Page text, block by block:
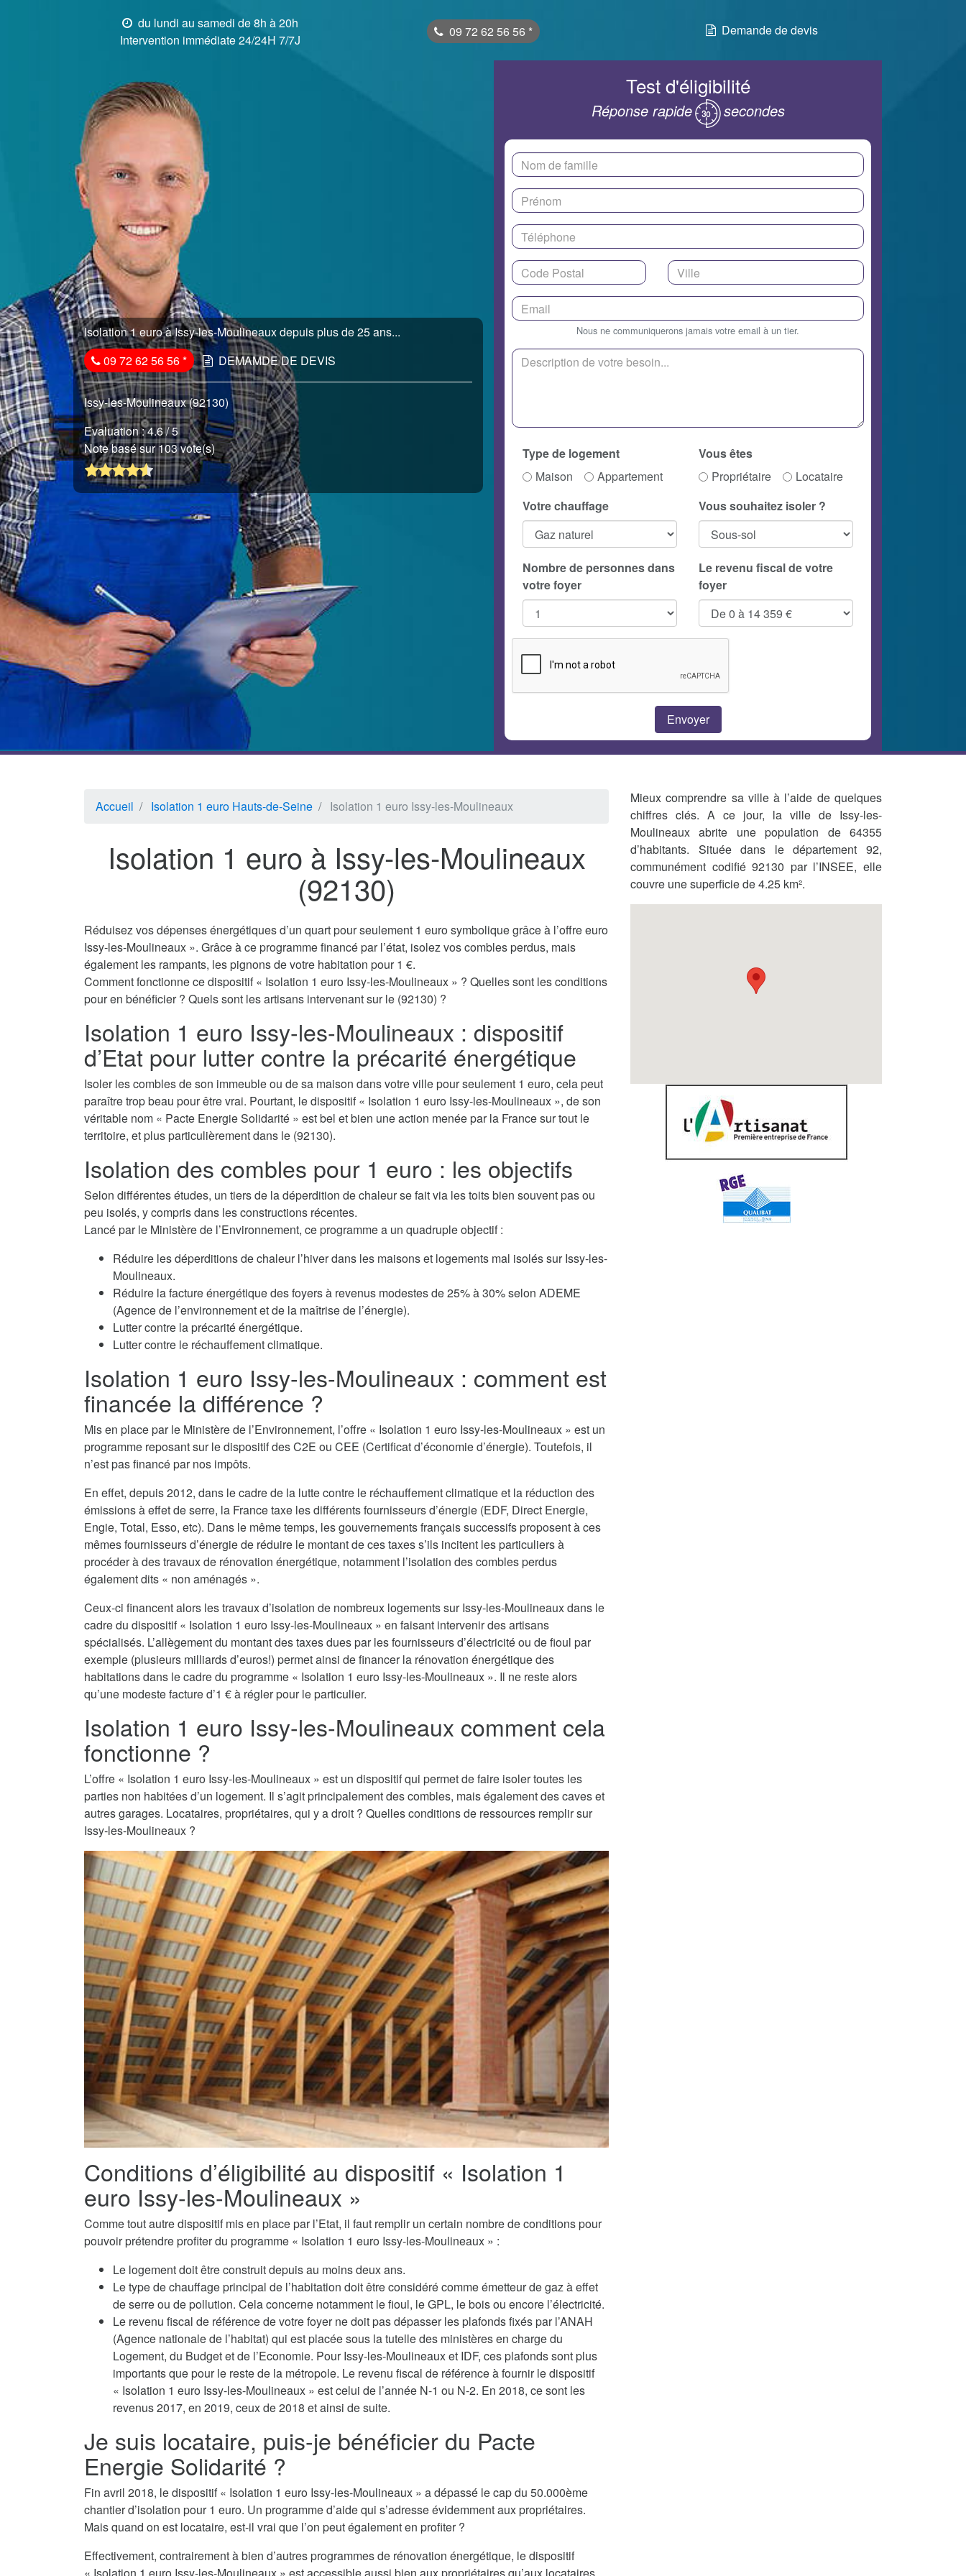
du lundi au samedi de 8h à 20h
Intervention immédiate 24/24H 7/7J
09 72 62 56 56 * Demande de devis
Isolation 1 euro à Issy-les-Moulineaux depuis plus de 25 ans...
09 72 62 56 56* DEMAMDE DE DEVIS
Issy-les-Moulineaux (92130)
Evaluation :4.6/ 5
Note basé sur 103 vote(s)
Test d'éligibilité
Réponse rapide secondes
Nous ne communiquerons jamais votre email à un tier.
Type de logement
Maison
Appartement
Vous êtes
Propriétaire
Locataire
Votre chauffage
Vous souhaitez isoler ?
Nombre de personnes dans
votre foyer
Le revenu fiscal de votre
foyer
Accueil Isolation 1 euro Hauts-de-Seine Isolation 1 euro Issy-les-Moulineaux
Isolation 1 euro à Issy-les-Moulineaux
(92130)
Réduisez vos dépenses énergétiques d’un quart pour seulement 1 euro symbolique grâce à l’offre euro
Issy-les-Moulineaux ». Grâce à ce programme financé par l’état, isolez vos combles perdus, mais
également les rampants, les pignons de votre habitation pour 1 €.
Comment fonctionne ce dispositif « Isolation 1 euro Issy-les-Moulineaux » ? Quelles sont les conditions
pour en bénéficier ? Quels sont les artisans intervenant sur le (92130) ?
Isolation 1 euro Issy-les-Moulineaux : dispositif
d’Etat pour lutter contre la précarité énergétique
Isoler les combles de son immeuble ou de sa maison dans votre ville pour seulement 1 euro, cela peut
paraître trop beau pour être vrai. Pourtant, le dispositif « Isolation 1 euro Issy-les-Moulineaux », de son
véritable nom « Pacte Energie Solidarité » est bel et bien une action menée par la France sur tout le
territoire, et plus particulièrement dans le (92130).
Isolation des combles pour 1 euro : les objectifs
Selon différentes études, un tiers de la déperdition de chaleur se fait via les toits bien souvent pas ou
peu isolés, y compris dans les constructions récentes.
Lancé par le Ministère de l’Environnement, ce programme a un quadruple objectif :
Réduire les déperditions de chaleur l’hiver dans les maisons et logements mal isolés sur Issy-les-
Moulineaux.
Réduire la facture énergétique des foyers à revenus modestes de 25% à 30% selon ADEME
(Agence de l’environnement et de la maîtrise de l’énergie).
Lutter contre la précarité énergétique.
Lutter contre le réchauffement climatique.
Isolation 1 euro Issy-les-Moulineaux : comment est
financée la différence ?
Mis en place par le Ministère de l’Environnement, l’offre « Isolation 1 euro Issy-les-Moulineaux » est un
programme reposant sur le dispositif des C2E ou CEE (Certificat d’économie d’énergie). Toutefois, il
n’est pas financé par nos impôts.
En effet, depuis 2012, dans le cadre de la lutte contre le réchauffement climatique et la réduction des
émissions à effet de serre, la France taxe les différents fournisseurs d’énergie (EDF, Direct Energie,
Engie, Total, Esso, etc). Dans le même temps, les gouvernements français successifs proposent à ces
mêmes fournisseurs d’énergie de réduire le montant de ces taxes s’ils incitent les particuliers à
procéder à des travaux de rénovation énergétique, notamment l’isolation des combles perdus
également dits « non aménagés ».
Ceux-ci financent alors les travaux d’isolation de nombreux logements sur Issy-les-Moulineaux dans le
cadre du dispositif « Isolation 1 euro Issy-les-Moulineaux » en faisant intervenir des artisans
spécialisés. L’allègement du montant des taxes dues par les fournisseurs d’électricité ou de fioul par
exemple (plusieurs milliards d’euros!) permet ainsi de financer la rénovation énergétique des
habitations dans le cadre du programme « Isolation 1 euro Issy-les-Moulineaux ». Il ne reste alors
qu’une modeste facture d’1 € à régler pour le particulier.
Isolation 1 euro Issy-les-Moulineaux comment cela
fonctionne ?
L’offre « Isolation 1 euro Issy-les-Moulineaux » est un dispositif qui permet de faire isoler toutes les
parties non habitées d’un logement. Il s’agit principalement des combles, mais également des caves et
autres garages. Locataires, propriétaires, qui y a droit ? Quelles conditions de ressources remplir sur
Issy-les-Moulineaux ?
Conditions d’éligibilité au dispositif « Isolation 1
euro Issy-les-Moulineaux »
Comme tout autre dispositif mis en place par l’Etat, il faut remplir un certain nombre de conditions pour
pouvoir prétendre profiter du programme « Isolation 1 euro Issy-les-Moulineaux » :
Le logement doit être construit depuis au moins deux ans.
Le type de chauffage principal de l’habitation doit être considéré comme émetteur de gaz à effet
de serre ou de pollution. Cela concerne notamment le fioul, le GPL, le bois ou encore l’électricité.
Le revenu fiscal de référence de votre foyer ne doit pas dépasser les plafonds fixés par l’ANAH
(Agence nationale de l’habitat) qui est placée sous la tutelle des ministères en charge du
Logement, du Budget et de l’Economie. Pour Issy-les-Moulineaux et IDF, ces plafonds sont plus
importants que pour le reste de la métropole. Le revenu fiscal de référence à fournir le dispositif
« Isolation 1 euro Issy-les-Moulineaux » est celui de l’année N-1 ou N-2. En 2018, ce sont les
revenus 2017, en 2019, ceux de 2018 et ainsi de suite.
Je suis locataire, puis-je bénéficier du Pacte
Energie Solidarité ?
Fin avril 2018, le dispositif « Isolation 1 euro Issy-les-Moulineaux » a dépassé le cap du 50.000ème
chantier d’isolation pour 1 euro. Un programme d’aide qui s’adresse évidemment aux propriétaires.
Mais quand on est locataire, est-il vrai que l’on peut également en profiter ?
Effectivement, contrairement à bien d’autres programmes de rénovation énergétique, le dispositif
« Isolation 1 euro Issy-les-Moulineaux » est accessible aussi bien aux propriétaires qu’aux locataires,
Mieux comprendre sa ville à l’aide de quelques
chiffres clés. A ce jour, la ville de Issy-les-
Moulineaux abrite une population de 64355
d’habitants. Située dans le département 92,
communément codifié 92130 par l’INSEE, elle
couvre une superficie de 4.25 km².